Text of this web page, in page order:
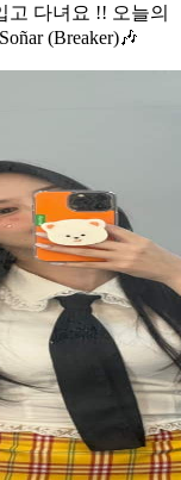
고 다녀요 !! 오늘의
(Breaker)🎶